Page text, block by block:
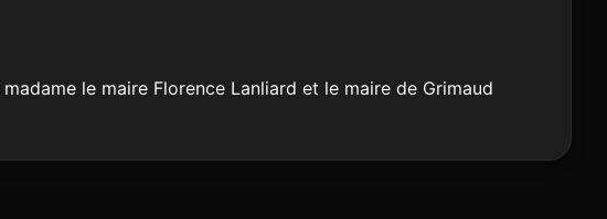
le maire Florence Lanliard et le maire de Grimaud